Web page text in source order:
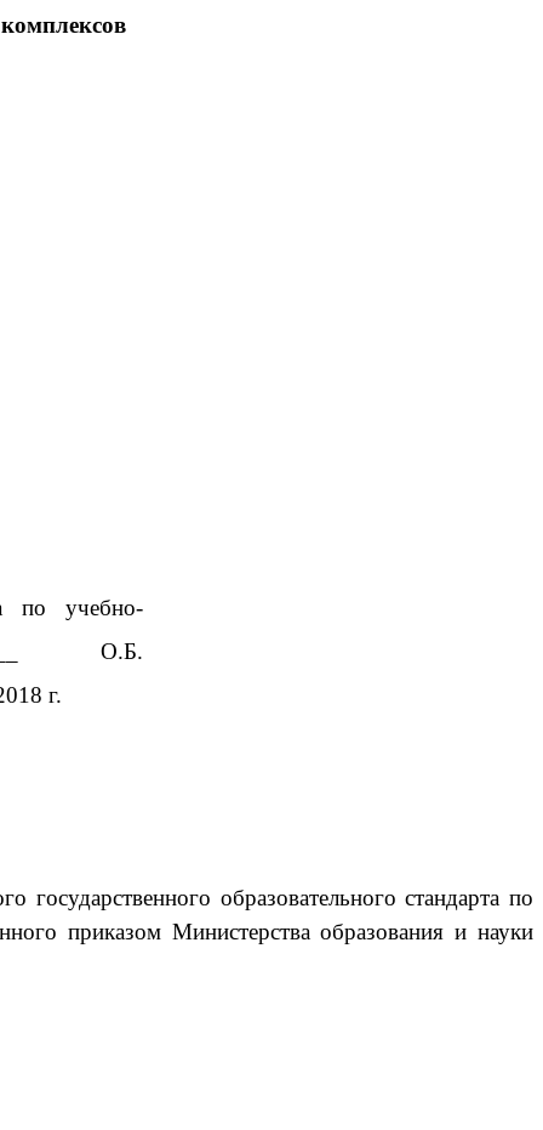
по учебно-
О.Б.
г.
государственного образовательного стандарта по
приказом Министерства образования и науки